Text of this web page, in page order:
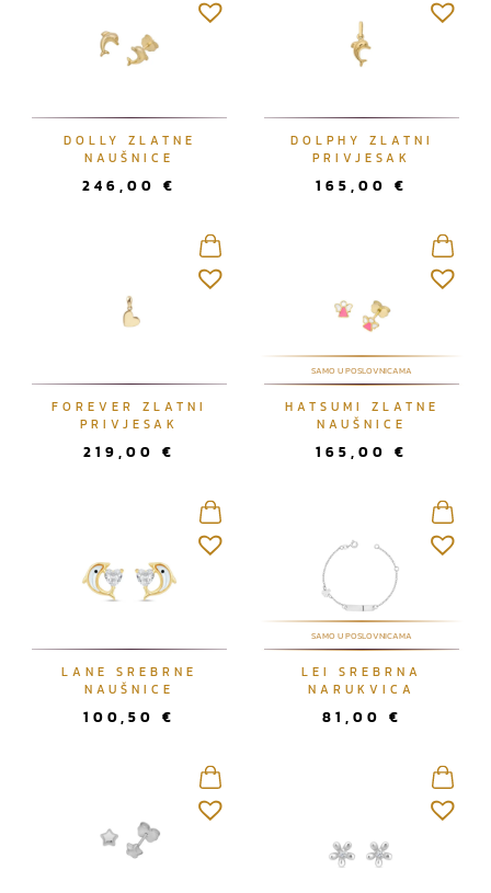
DOLLY ZLATNE
NAUŠNICE
246,00 €
DOLPHY ZLATNI
PRIVJESAK
165,00 €
FOREVER ZLATNI
PRIVJESAK
219,00 €
SAMO U POSLOVNICAMA
HATSUMI ZLATNE
NAUŠNICE
165,00 €
LANE SREBRNE
NAUŠNICE
100,50 €
SAMO U POSLOVNICAMA
LEI SREBRNA
NARUKVICA
81,00 €